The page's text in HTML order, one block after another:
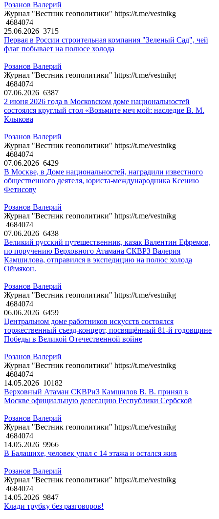
Розанов Валерий
Журнал "Вестник геополитики" https://t.me/vestnikg
4684074
25.06.2026 3715
Первая в России строительная компания "Зеленый Сад", чей
флаг побывает на полюсе холода
Розанов Валерий
Журнал "Вестник геополитики" https://t.me/vestnikg
4684074
07.06.2026 6387
2 июня 2026 года в Московском доме национальностей
состоялся круглый стол «Возьмите меч мой: наследие В. М.
Клыкова
Розанов Валерий
Журнал "Вестник геополитики" https://t.me/vestnikg
4684074
07.06.2026 6429
В Москве, в Доме национальностей, наградили известного
общественного деятеля, юриста-международника Ксению
Фетисову
Розанов Валерий
Журнал "Вестник геополитики" https://t.me/vestnikg
4684074
07.06.2026 6438
Великий русский путешественник, казак Валентин Ефремов,
по поручению Верховного Атамана СКВРЗ Валерия
Камшилова, отправился в экспедицию на полюс холода
Оймякон.
Розанов Валерий
Журнал "Вестник геополитики" https://t.me/vestnikg
4684074
06.06.2026 6459
Центральном доме работников искусств состоялся
торжественный съезд-концерт, посвящённый 81-й годовщине
Победы в Великой Отечественной войне
Розанов Валерий
Журнал "Вестник геополитики" https://t.me/vestnikg
4684074
14.05.2026 10182
Верховный Атаман СКВРиЗ Камшилов В. В. принял в
Москве официальную делегацию Республики Сербской
Розанов Валерий
Журнал "Вестник геополитики" https://t.me/vestnikg
4684074
14.05.2026 9966
В Балашихе, человек упал с 14 этажа и остался жив
Розанов Валерий
Журнал "Вестник геополитики" https://t.me/vestnikg
4684074
14.05.2026 9847
Клади трубку без разговоров!